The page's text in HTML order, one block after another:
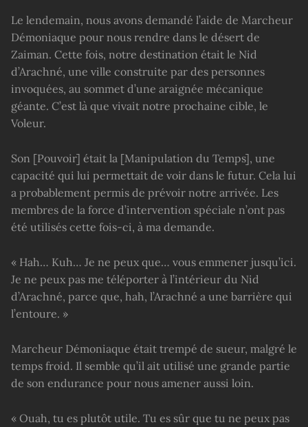
Le lendemain, nous avons demandé l’aide de Marcheur
Démoniaque pour nous rendre dans le désert de
Zaiman. Cette fois, notre destination était le Nid
d’Arachné, une ville construite par des personnes
invoquées, au sommet d’une araignée mécanique
géante. C’est là que vivait notre prochaine cible, le
Voleur.
Son [Pouvoir] était la [Manipulation du Temps], une
capacité qui lui permettait de voir dans le futur. Cela lui
a probablement permis de prévoir notre arrivée. Les
membres de la force d’intervention spéciale n’ont pas
été utilisés cette fois-ci, à ma demande.
« Hah… Kuh… Je ne peux que… vous emmener jusqu’ici.
Je ne peux pas me téléporter à l’intérieur du Nid
d’Arachné, parce que, hah, l’Arachné a une barrière qui
l’entoure. »
Marcheur Démoniaque était trempé de sueur, malgré le
temps froid. Il semble qu’il ait utilisé une grande partie
de son endurance pour nous amener aussi loin.
« Ouah, tu es plutôt utile. Tu es sûr que tu ne peux pas